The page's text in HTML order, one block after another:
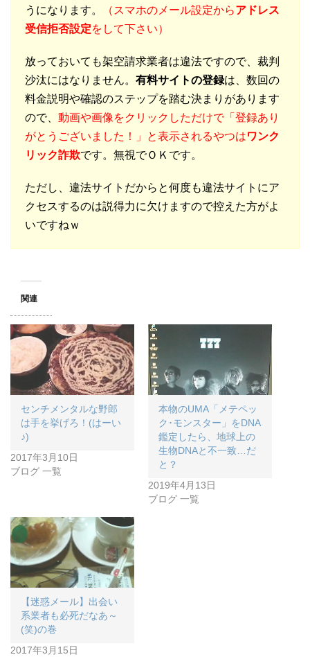
うになります。
（スマホのメール設定からアドレス
受信拒否設定をして下さい）
放っておいても架空請求業者は違法ですので、裁判
沙汰にはなりません。 有料サイトの登録は、数回の
料金説明や確認のステップを踏む決まりがあります
ので、 動画や画像をクリックしただけで「登録あり
がとうございました！」と表示されるやつはワンク
リック詐欺です。無視でＯＫです。
ただし、違法サイトだからと何度も違法サイトにア
クセスするのは説得力に欠けますので控えた方がよ
いですねｗ
関連
センチメンタルな野郎
は手を挙げろ！(はーい
♪)
2017年3月10日
ブログ 一覧
本物のUMA「メテペッ
ク･モンスター」をDNA
鑑定したら、地球上の
生物DNAと不一致…だ
と？
2019年4月13日
ブログ 一覧
【迷惑メール】出会い
系業者も必死だなあ～
(笑)の巻
2017年3月15日